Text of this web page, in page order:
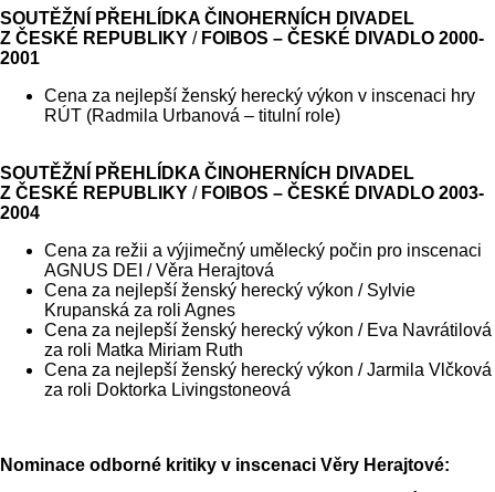
SOUTĚŽNÍ PŘEHLÍDKA ČINOHERNÍCH DIVADEL
Z ČESKÉ REPUBLIKY /FOIBOS – ČESKÉ DIVADLO 2000-
2001
Cena za nejlepší ženský herecký výkon v inscenaci hry
RÚT (Radmila Urbanová – titulní role)
SOUTĚŽNÍ PŘEHLÍDKA ČINOHERNÍCH DIVADEL
Z ČESKÉ REPUBLIKY / FOIBOS – ČESKÉ DIVADLO 2003-
2004
Cena za režii a výjimečný umělecký počin pro inscenaci
AGNUS DEI / Věra Herajtová
Cena za nejlepší ženský herecký výkon / Sylvie
Krupanská za roli Agnes
Cena za nejlepší ženský herecký výkon / Eva Navrátilová
za roli Matka Miriam Ruth
Cena za nejlepší ženský herecký výkon / Jarmila Vlčková
za roli Doktorka Livingstoneová
Nominace odborné kritiky v inscenaci Věry Herajtové: